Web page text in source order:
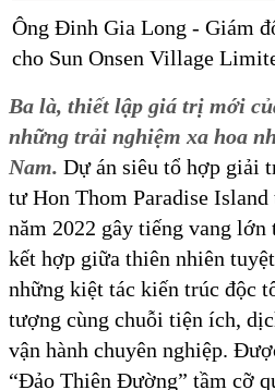
Ông Đinh Gia Long - Giám
cho Sun Onsen Village
Ba là, thiết lập giá trị mới
những trải nghiệm xa hoa
Nam. Dự án siêu tổ hợp giải
tư Hon Thom Paradise
năm 2022 gây tiếng vang
kết hợp giữa thiên nhiên
những kiệt tác kiến trúc độc
tượng cùng chuỗi tiện ích,
vận hành chuyên nghiệp.
“Đảo Thiên Đường” tầm cỡ